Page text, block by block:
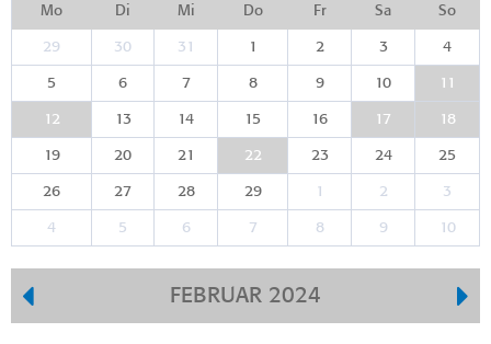
Mo Di Mi Do Fr Sa So
29 30 31 1 2 3 4
5 6 7 8 9 10 11
12 13 14 15 16 17 18
19 20 21 22 23 24 25
26 27 28 29 1 2 3
4 5 6 7 8 9 10
FEBRUAR 2024